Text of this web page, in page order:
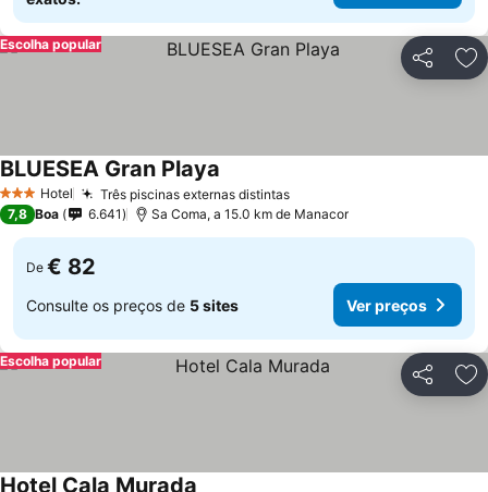
Partilhar
Escolha popular
3 EstrelasHotel Três piscinas externas distintas
BLUESEA Gran Playa
7,8 Boa 6.641 Sa Coma, a 15.0 km de Manacor
De € 82
Consulte os preços de 5 sites Ver preços
Partilhar
Escolha popular
Hotel Cala Murada